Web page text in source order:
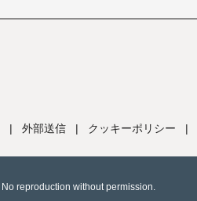
| 外部送信 | クッキーポリシー |
No reproduction without permission.